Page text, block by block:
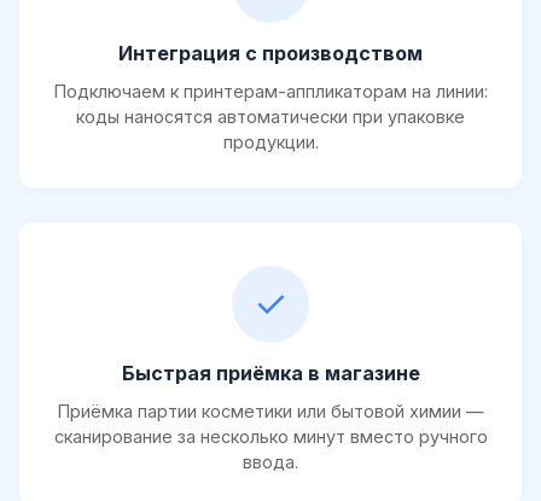
Интеграция с производством
Подключаем к принтерам-аппликаторам на линии:
коды наносятся автоматически при упаковке
продукции.
✓
Быстрая приёмка в магазине
Приёмка партии косметики или бытовой химии —
сканирование за несколько минут вместо ручного
ввода.